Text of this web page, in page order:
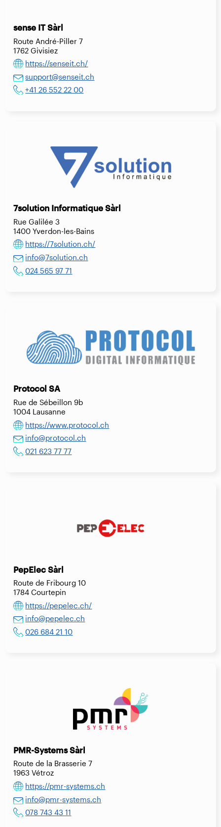
sense IT Sàrl
Route André-Piller 7
1762 Givisiez
https://senseit.ch/
support@senseit.ch
+41 26 552 22 00
7solution Informatique Sàrl
Rue Galilée 3
1400 Yverdon-les-Bains
https://7solution.ch/
info@7solution.ch
024 565 97 71
Protocol SA
Rue de Sébeillon 9b
1004 Lausanne
https://www.protocol.ch
info@protocol.ch
021 623 77 77
PepElec Sàrl
Route de Fribourg 10
1784 Courtepin
https://pepelec.ch/
info@pepelec.ch
026 684 21 10
PMR-Systems Sàrl
Route de la Brasserie 7
1963 Vétroz
https://pmr-systems.ch
info@pmr-systems.ch
078 743 43 11